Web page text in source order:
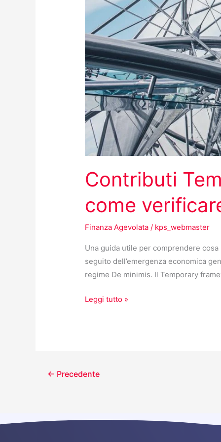
Contributi
come
Finanza Agevolata / kps_webmaster
Una guida utile per comprendere
seguito dell’emergenza economica
regime De minimis. Il Temporary
Leggi tutto »
← Precedente